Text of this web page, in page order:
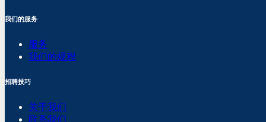
我们的服务
服务
我们的规程
招聘技巧
关于我们
联系我们